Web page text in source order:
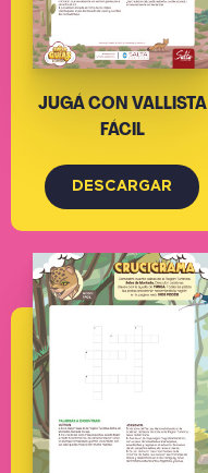
JUGÁ CON VALLISTA
FÁCIL
DESCARGAR